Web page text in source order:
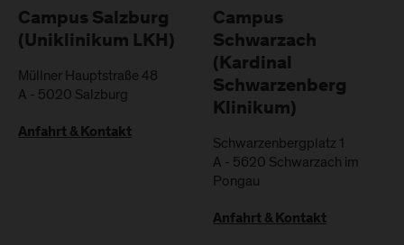
Campus Salzburg
(Uniklinikum LKH)
Müllner Hauptstraße 48
A - 5020 Salzburg
Anfahrt & Kontakt
Campus
Schwarzach
(Kardinal
Schwarzenberg
Klinikum)
Schwarzenbergplatz 1
A - 5620 Schwarzach im
Pongau
Anfahrt & Kontakt